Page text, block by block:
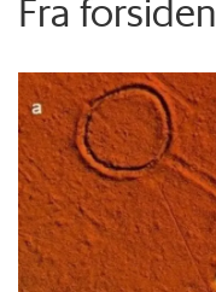
Fra forsiden